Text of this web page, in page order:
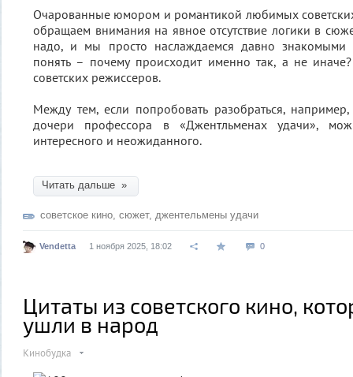
Очарованные юмором и романтикой любимых
обращаем внимания на явное отсутствие логики в
надо, и мы просто наслаждаемся давно знакомыми
понять – почему происходит именно так, а не
советских режиссеров.
Между тем, если попробовать разобраться,
дочери профессора в «Джентльменах удачи»,
интересного и неожиданного.
Читать дальше »
советское кино, сюжет, джентельмены удачи
Vendetta 1 ноября 2025, 18:02 0
Цитаты из советского кино,
ушли в народ
Кинобудка